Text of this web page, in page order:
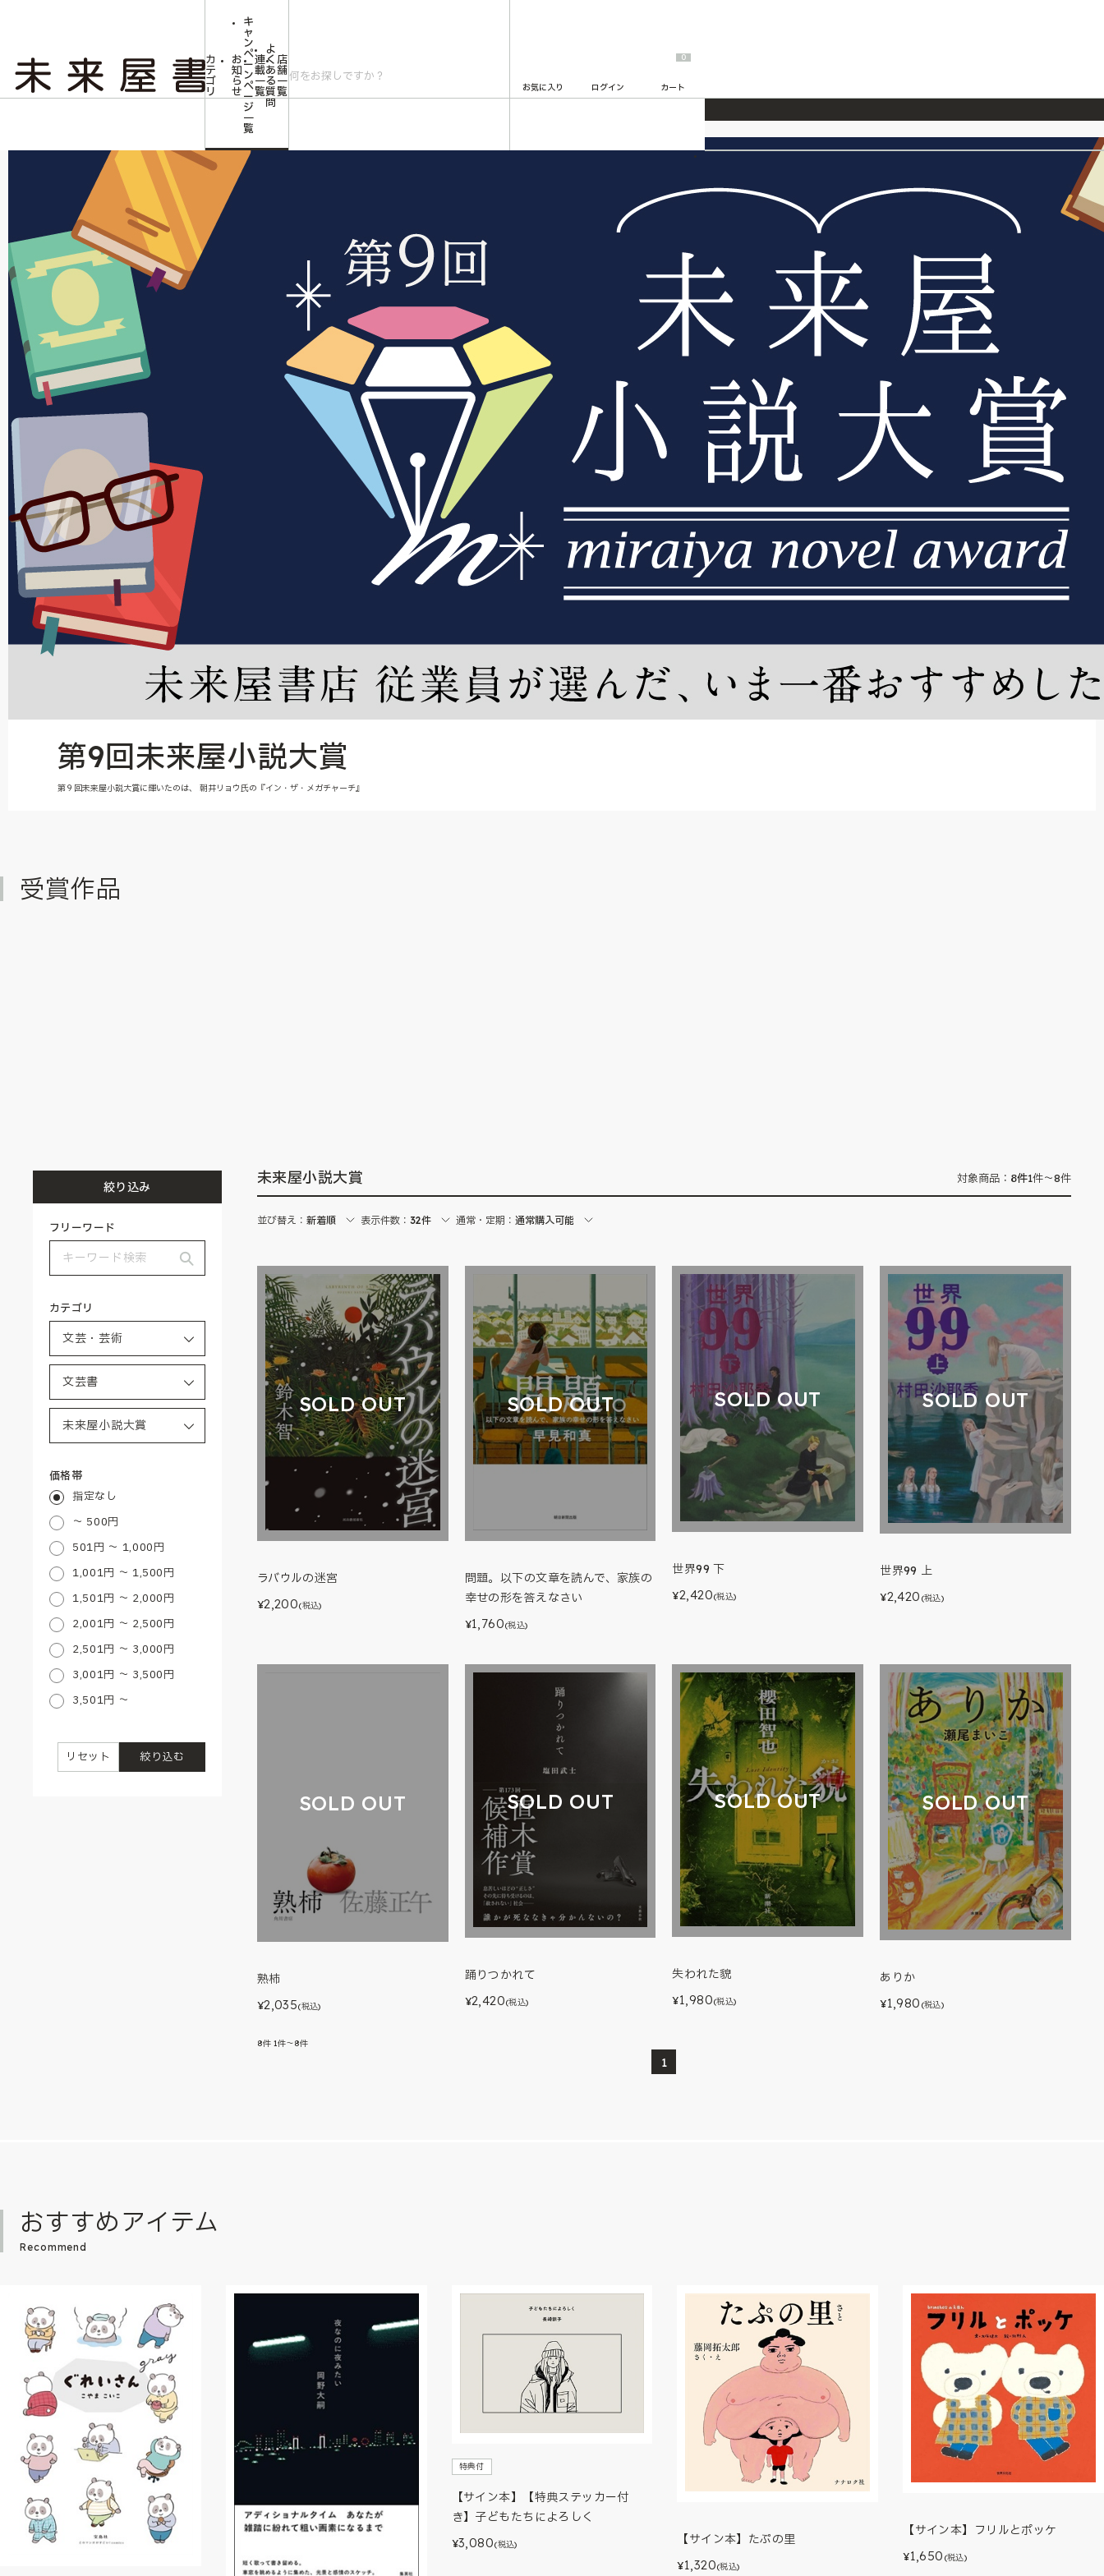
2026/7/23 『ONE PIECE magazine 021 ONE PIECEカード付き同梱版』発売延期のご案内
カ
テ
ゴ
リ
お
知
ら
せ
キ
ャ
ン
ペ
ー
ン
ペ
ー
ジ
一
覧
連
載
一
覧
よ
く
あ
る
質
問
店
舗
一
覧
お気に入り ログイン
0
カート
未来屋小説大賞
第9回未来屋小説大賞
第９回未来屋小説大賞に輝いたのは、 朝井リョウ氏の『イン・ザ・メガチャーチ』
受賞作品
絞り込み
フリーワード
カテゴリ
価格帯
指定なし
～ 500円
501円 ～ 1,000円
1,001円 ～ 1,500円
1,501円 ～ 2,000円
2,001円 ～ 2,500円
2,501円 ～ 3,000円
3,001円 ～ 3,500円
3,501円 ～
絞り込む
リセット
未来屋小説大賞 対象商品： 8件1件～8件
並び替え： 新着順 表示件数： 32件 通常・定期： 通常購入可能
SOLD OUT
ラバウルの迷宮
¥2,200(税込)
SOLD OUT
問題。以下の文章を読んで、家族の
幸せの形を答えなさい
¥1,760(税込)
SOLD OUT
世界99 下
¥2,420(税込)
SOLD OUT
世界99 上
¥2,420 (税込)
SOLD OUT
熟柿
¥2,035(税込)
SOLD OUT
踊りつかれて
¥2,420(税込)
SOLD OUT
失われた貌
¥1,980(税込)
SOLD OUT
ありか
¥1,980 (税込)
8件 1件～8件
1
おすすめアイテム
Recommend
特典付
【サイン本】【特典ステッカー付
き】子どもたちによろしく
¥3,080(税込) 【サイン本】たぷの里
¥1,320(税込)
【サイン本】フリルとポッケ
¥1,650 (税込)